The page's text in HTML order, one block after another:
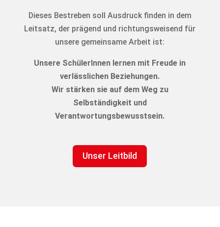
Dieses Bestreben soll Ausdruck finden in dem
Leitsatz, der prägend und richtungsweisend für
unsere gemeinsame Arbeit ist:
Unsere SchülerInnen lernen mit Freude in
verlässlichen Beziehungen.
Wir stärken sie auf dem Weg zu
Selbständigkeit und
Verantwortungsbewusstsein.
Unser Leitbild